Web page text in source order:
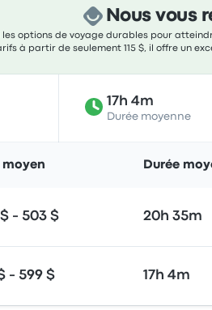
Nous vous
les options de voyage durables pour
à partir de seulement 115 $, il offre un
17h 4m
Durée moyenne
moyen Durée
$ - 503 $ 20h 35m
- 599 $ 17h 4m